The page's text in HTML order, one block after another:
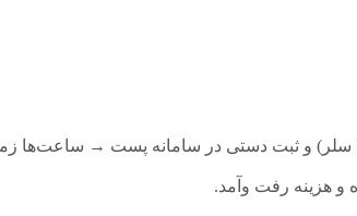
سلر) و ثبت دستی در سامانه پست → ساعت‌ها
و هزینه رفت‌ وآمد.